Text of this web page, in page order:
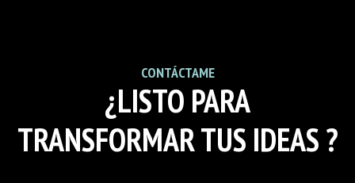
CONTÁCTAME
¿LISTO PARA
TRANSFORMAR TUS IDEAS ?